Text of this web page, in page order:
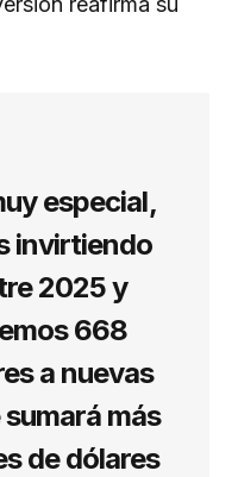
especial,
invirtiendo
2025 y
668
a nuevas
más
de dólares